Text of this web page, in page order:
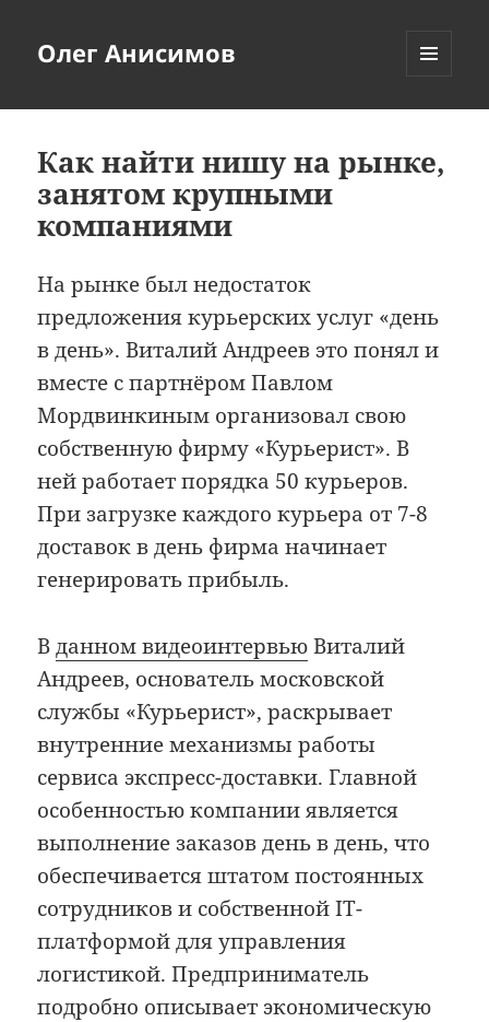
Олег Анисимов
Как найти нишу на рынке,
занятом крупными
компаниями
На рынке был недостаток
предложения курьерских услуг «день
в день». Виталий Андреев это понял и
вместе с партнёром Павлом
Мордвинкиным организовал свою
собственную фирму «Курьерист». В
ней работает порядка 50 курьеров.
При загрузке каждого курьера от 7-8
доставок в день фирма начинает
генерировать прибыль.
Вданном видеоинтервьюВиталий
Андреев, основатель московской
службы «Курьерист», раскрывает
внутренние механизмы работы
сервиса экспресс-доставки. Главной
особенностью компании является
выполнение заказов день в день, что
обеспечивается штатом постоянных
сотрудников и собственной IT-
платформой для управления
логистикой. Предприниматель
подробно описывает экономическую